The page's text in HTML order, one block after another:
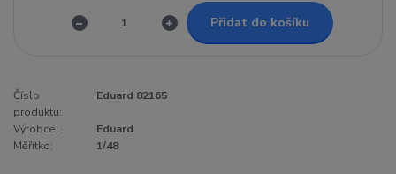
Přidat do košíku
Číslo
produktu:
Eduard 82165
Výrobce:
Eduard
Měřítko:
1/48